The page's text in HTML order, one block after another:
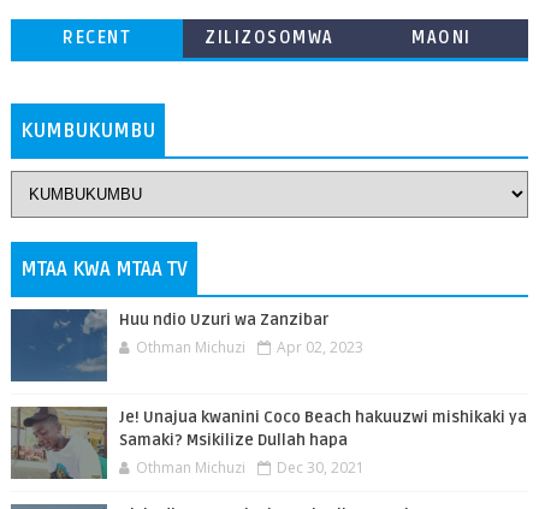
RECENT
ZILIZOSOMWA
MAONI
KUMBUKUMBU
MTAA KWA MTAA TV
Huu ndio Uzuri wa Zanzibar
Othman Michuzi Apr 02, 2023
Je! Unajua kwanini Coco Beach hakuuzwi mishikaki ya
Samaki? Msikilize Dullah hapa
Othman Michuzi Dec 30, 2021